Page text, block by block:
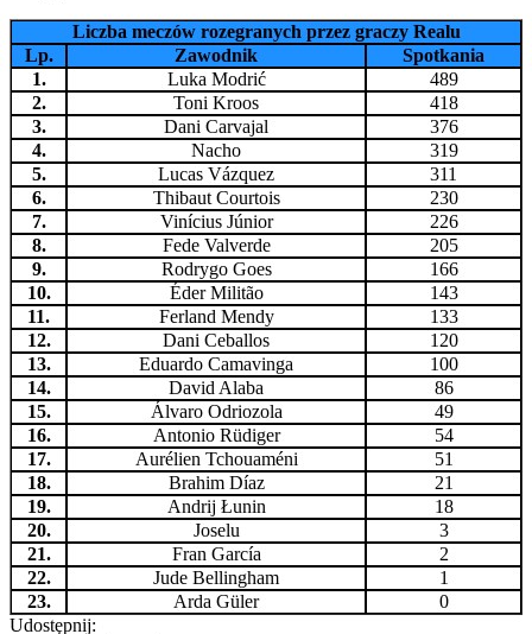
Liczba meczów rozegranych przez graczy Realu
Lp.
Zawodnik
Spotkania
1.
Luka Modrić
489
2.
Toni Kroos
418
3.
Dani Carvajal
376
4.
Nacho
319
5.
Lucas Vázquez
311
6.
Thibaut Courtois
230
7.
Vinícius Júnior
226
8.
Fede Valverde
205
9.
Rodrygo Goes
166
10.
Éder Militão
143
11.
Ferland Mendy
133
12.
Dani Ceballos
120
13.
Eduardo Camavinga
100
14.
David Alaba
86
15.
Álvaro Odriozola
49
16.
Antonio Rüdiger
54
17.
Aurélien Tchouaméni
51
18.
Brahim Díaz
21
19.
Andrij Łunin
18
20.
Joselu
3
21.
Fran García
2
22.
Jude Bellingham
1
23.
Arda Güler
0
Udostępnij: